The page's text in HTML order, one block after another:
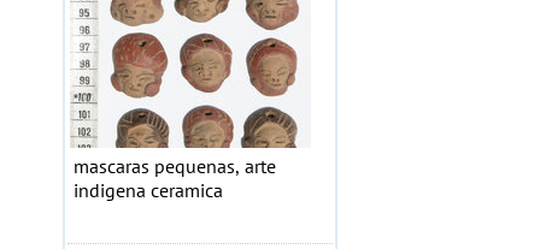
mascaras pequenas, arte
indigena ceramica